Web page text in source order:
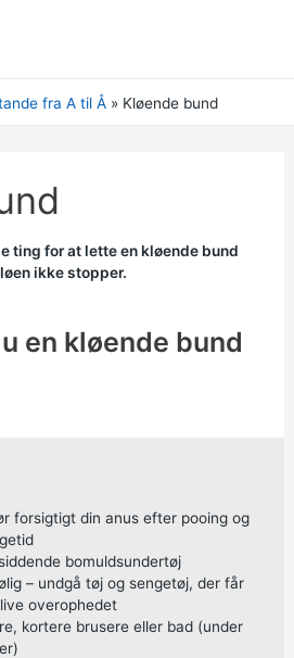
fra A til Å Kløende bund
ting for at lette en kløende bund
ikke stopper.
en kløende bund
forsigtigt din anus efter pooing og
bomuldsundertøj
– undgå tøj og sengetøj, der får
overophedet
kortere brusere eller bad (under